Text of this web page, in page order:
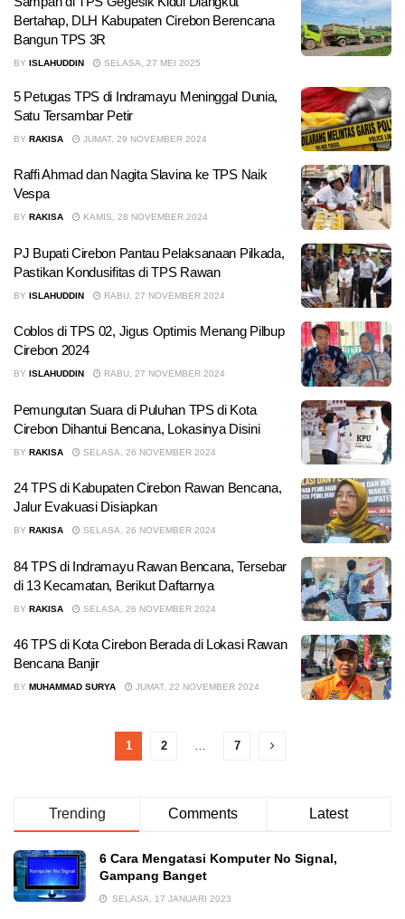
Bertahap, DLH Kabupaten Cirebon Berencana
Bangun TPS 3R
BY ISLAHUDDIN SELASA, 27 MEI 2025
5 Petugas TPS di Indramayu Meninggal Dunia,
Satu Tersambar Petir
BY RAKISA JUMAT, 29 NOVEMBER 2024
Raffi Ahmad dan Nagita Slavina ke TPS Naik
Vespa
BY RAKISA KAMIS, 28 NOVEMBER 2024
PJ Bupati Cirebon Pantau Pelaksanaan Pilkada,
Pastikan Kondusifitas di TPS Rawan
BY ISLAHUDDIN RABU, 27 NOVEMBER 2024
Coblos di TPS 02, Jigus Optimis Menang Pilbup
Cirebon 2024
BY ISLAHUDDIN RABU, 27 NOVEMBER 2024
Pemungutan Suara di Puluhan TPS di Kota
Cirebon Dihantui Bencana, Lokasinya Disini
BY RAKISA SELASA, 26 NOVEMBER 2024
24 TPS di Kabupaten Cirebon Rawan Bencana,
Jalur Evakuasi Disiapkan
BY RAKISA SELASA, 26 NOVEMBER 2024
84 TPS di Indramayu Rawan Bencana, Tersebar
di 13 Kecamatan, Berikut Daftarnya
BY RAKISA SELASA, 26 NOVEMBER 2024
46 TPS di Kota Cirebon Berada di Lokasi Rawan
Bencana Banjir
BY MUHAMMAD SURYA JUMAT, 22 NOVEMBER 2024
1 2 7
Trending Comments Latest
6 Cara Mengatasi Komputer No Signal,
Gampang Banget
SELASA, 17 JANUARI 2023